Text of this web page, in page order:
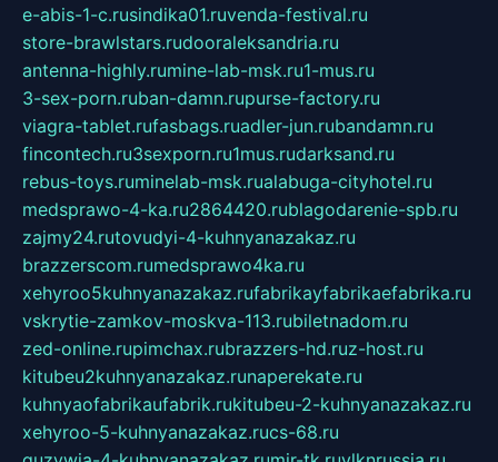
e-abis-1-c.rusindika01.ruvenda-festival.ru
store-brawlstars.rudooraleksandria.ru
antenna-highly.rumine-lab-msk.ru1-mus.ru
3-sex-porn.ruban-damn.rupurse-factory.ru
viagra-tablet.rufasbags.ruadler-jun.rubandamn.ru
fincontech.ru3sexporn.ru1mus.rudarksand.ru
rebus-toys.ruminelab-msk.rualabuga-cityhotel.ru
medsprawo-4-ka.ru2864420.rublagodarenie-spb.ru
zajmy24.rutovudyi-4-kuhnyanazakaz.ru
brazzerscom.rumedsprawo4ka.ru
xehyroo5kuhnyanazakaz.rufabrikayfabrikaefabrika.ru
vskrytie-zamkov-moskva-113.rubiletnadom.ru
zed-online.rupimchax.rubrazzers-hd.ruz-host.ru
kitubeu2kuhnyanazakaz.runaperekate.ru
kuhnyaofabrikaufabrik.rukitubeu-2-kuhnyanazakaz.ru
xehyroo-5-kuhnyanazakaz.rucs-68.ru